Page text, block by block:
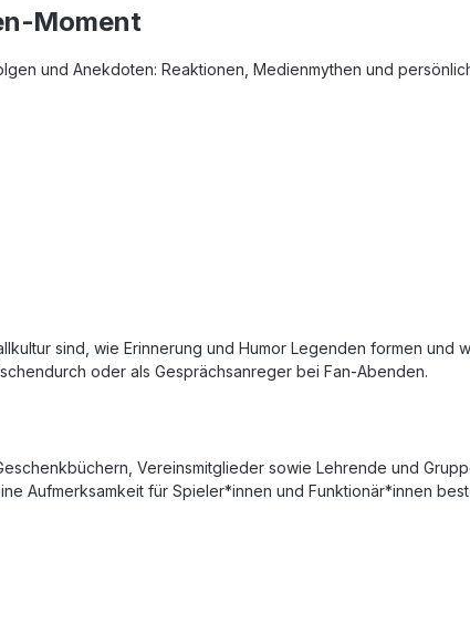
und Anekdoten: Reaktionen, Medienmythen und
sind, wie Erinnerung und Humor Legenden formen und
oder als Gesprächsanreger bei Fan‑Abenden.
Vereinsmitglieder sowie Lehrende und
Aufmerksamkeit für Spieler*innen und Funktionär*innen